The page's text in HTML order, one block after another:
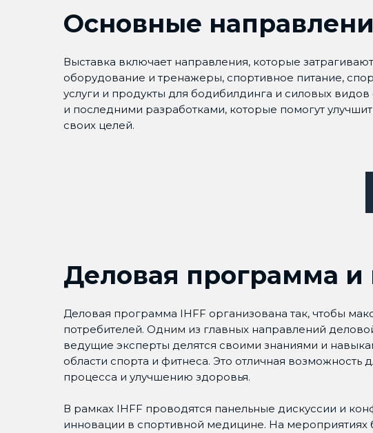
Основные
Выставка включает направления, которые
оборудование и тренажеры, спортивное питание,
услуги и продукты для бодибилдинга и силовых
и последними разработками, которые помогут
своих целей.
Деловая программа и
Деловая программа IHFF организована так, чтобы
потребителей. Одним из главных направлений
ведущие эксперты делятся своими знаниями и
области спорта и фитнеса. Это отличная возможность
процесса и улучшению здоровья.
В рамках IHFF проводятся панельные дискуссии и
инновации в спортивной медицине. На